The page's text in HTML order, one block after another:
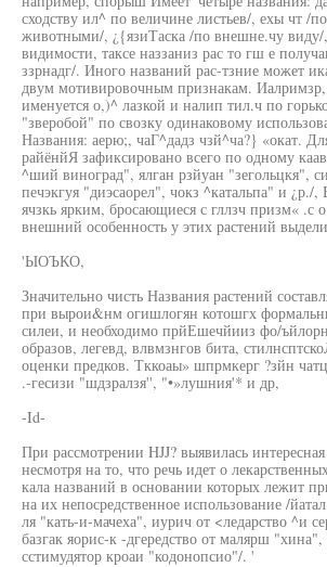
сходству ил^ по величине листьев/, ехы чт /
животными/, ¿{язиТаска /по внешне.чу
видимости, таксе наззаниз рас то гш е
ззрнадг/. Иного названий рас-тзние может
двум мотивировочным признакам.
именуется о,)^ лазкой и налип тил.ч по
"зверобой" по свозку одинаковому
Названия: аерю;, чаГ^дадз чзй^ча?} «окат.
райёнйЯ зафиксировано всего по одному
^ший виноград", ялган рзйуан "зегольцкя",
печэкгуя "диэсаорел", чокз ^катальпа" и ¿р./,
ячзкь ярким, бросающиеся с гллзч призм« .с
внешний особенность у этих растений
'ЫОЪКО,
Значительно чисть Названия растений
при вырои&нм огишлогян котошгх
силеи, и необходимо прйЕшечйииз фо/
образов, легевд, влвмзнгов бита,
оценки предков. Тккоаы» шпрмкерг ?зйн
.-гесизи "шдзралзя'', "•»лушния'* и др,
-Id-
При рассмотрении HJJ? выявилась
несмотря на то, что речь идет о
кала названий в основании которых лежит
на их непосредственное использование /
ля "кать-и-мачеха", иурич от <ледарство ^и
базгак яорис-к -дгередство от малярш "хина",
сстимудятор кроаи "кодонопсио"/. '